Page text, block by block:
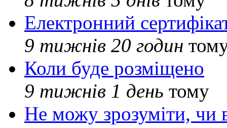
Електронний
9 тижнів 20 годин
Коли буде розміщено
9 тижнів 1 день тому
Не можу зрозуміти, чи